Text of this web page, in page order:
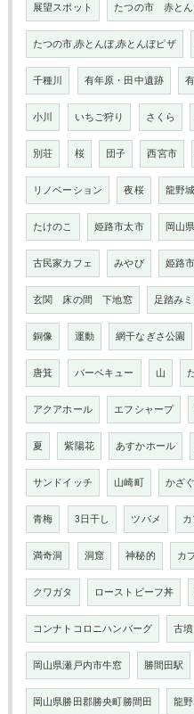
展望スポット たつの市 赤と
たつの市,赤とんぼ,赤とんぼピザ
千種川 有年原・田中遺跡
小川 いちご狩り さくら
別荘 桜 団子 西宮市
リノベーション 夜桜 龍野城
たけのこ 姫路市太市 岡山
古民家カフェ みやび 姫路
玄関 床の間 下地窓 足踏み
銅像 運動 網干なぎさ公園
唐箕 バーベキュー 山
アクアホール エフシャープ
夏 紫陽花 あすかホール
サンドイッチ 山崎町 かざ
青梅 3日干し ツバメ
満奇洞 洞窟 神秘的 カ
クワガタ ローストビーフ丼
コンナトコロニハンバーグ 古墳
岡山県瀬戸内市牛窓 勝間田駅
岡山県勝田郡勝央町勝間田 龍